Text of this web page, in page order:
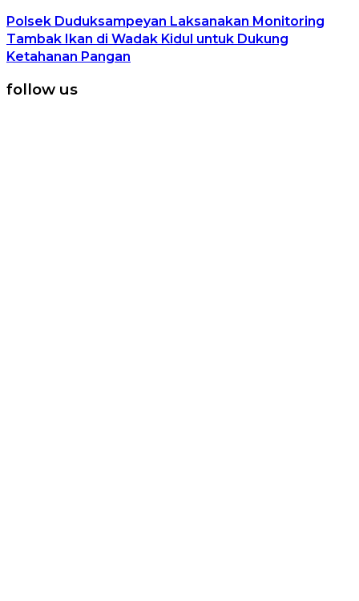
Polsek Duduksampeyan Laksanakan Monitoring
Tambak Ikan di Wadak Kidul untuk Dukung
Ketahanan Pangan
follow us